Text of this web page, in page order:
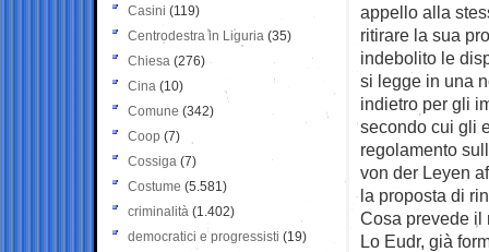
appello alla
ritirare la sua
indebolito le
si legge in una
indietro per gli
secondo cui gli
regolamento
von der Leyen
la proposta di
Cosa prevede il
Lo Eudr, già
Casini (119)
Centrodestra in Liguria (35)
Chiesa (276)
Cina (10)
Comune (342)
Coop (7)
Cossiga (7)
Costume (5.581)
criminalità (1.402)
democratici e progressisti (19)